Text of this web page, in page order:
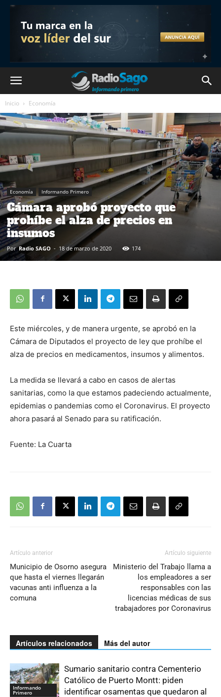
Inicio Economía
Economía Informando Primero
Cámara aprobó proyecto que
prohíbe el alza de precios en
insumos
Por Radio SAGO - 18 de marzo de 2020 174
Este miércoles, y de manera urgente, se aprobó en la
Cámara de Diputados el proyecto de ley que prohíbe el
alza de precios en medicamentos, insumos y alimentos.
La medida se llevará a cabo en casos de alertas
sanitarias, como la que estamos padeciendo actualmente,
epidemias o pandemias como el Coronavirus. El proyecto
ahora pasará al Senado para su ratificación.
Fuente: La Cuarta
Artículo anterior
Municipio de Osorno asegura
que hasta el viernes llegarán
vacunas anti influenza a la
comuna
Artículo siguiente
Ministerio del Trabajo llama a
los empleadores a ser
responsables con las
licencias médicas de sus
trabajadores por Coronavirus
Artículos relacionados Más del autor
Informando
Primero
Sumario sanitario contra Cementerio
Católico de Puerto Montt: piden
identificar osamentas que quedaron al